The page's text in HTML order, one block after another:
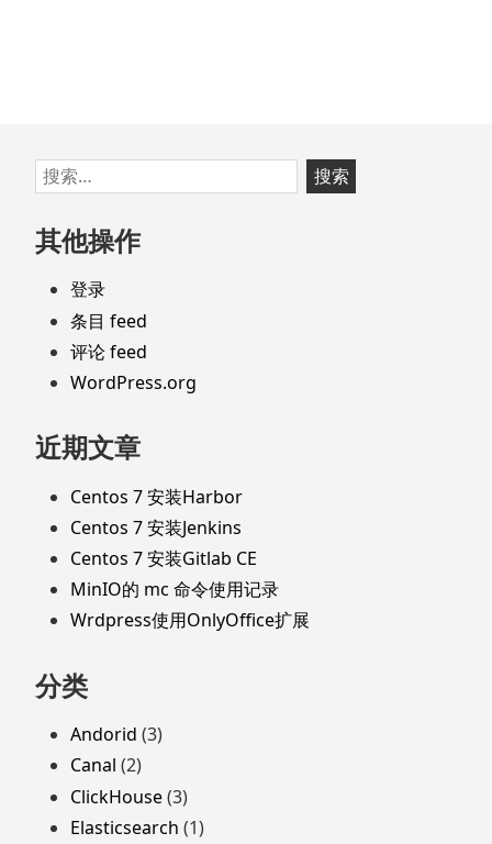
跳
至
页
脚
搜
索：
其他操作
登录
条目 feed
评论 feed
WordPress.org
近期文章
Centos 7 安装Harbor
Centos 7 安装Jenkins
Centos 7 安装Gitlab CE
MinIO的 mc 命令使用记录
Wrdpress使用OnlyOffice扩展
分类
Andorid (3)
Canal (2)
ClickHouse(3)
Elasticsearch (1)